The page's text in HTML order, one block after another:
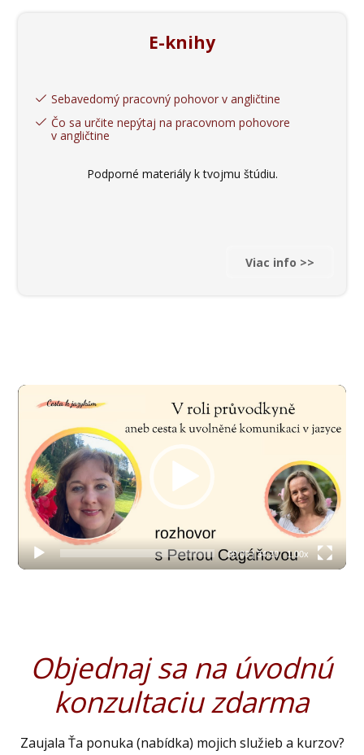
E-knihy
Sebavedomý pracovný pohovor v angličtine
Čo sa určite nepýtaj na pracovnom pohovore
v angličtine
Podporné materiály k tvojmu štúdiu.
Viac info >>
Video
00:00|34:20 1.00x
Objednaj sa na úvodnú
konzultaciu zdarma
Zaujala Ťa ponuka (nabídka) mojich služieb a kurzov?